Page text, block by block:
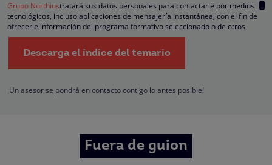
Grupo Northiustratará sus datos personales para contactarle por medios
tecnológicos, incluso aplicaciones de mensajería instantánea, con el fin de
ofrecerle información del programa formativo seleccionado o de otros
directamente relacionados con el interés manifestado y, en su caso, para
tramitar la contratación correspondiente. Compartiremos su solicitud con las
empresas que conforman elGrupo Northius, con el objeto de que estas
hacerle llegar la mejor oferta de productos y servicios de acuerdo a su
oposición, limitación, tal y como se explica en laPolítica de Privacidad
Descarga el índice del temario
¡Un asesor se pondrá en contacto contigo lo antes posible!
Fuera de guion